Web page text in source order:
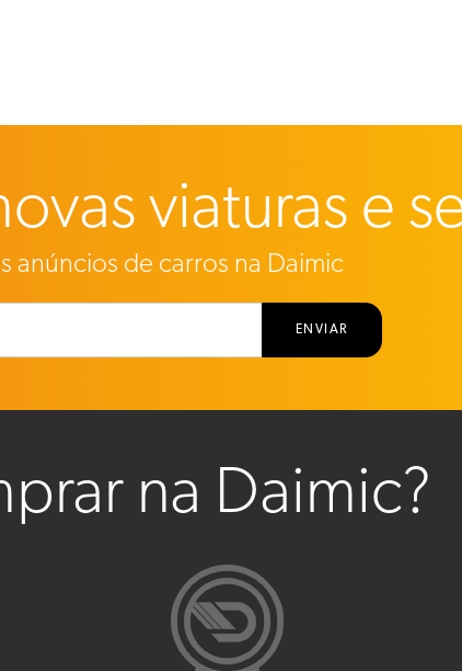
viaturas e
anúncios de carros na Daimic
ENVIAR
na Daimic?